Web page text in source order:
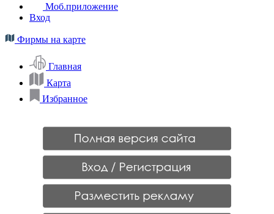
Моб.приложение
Вход
Фирмы на карте
Главная
Карта
Избранное